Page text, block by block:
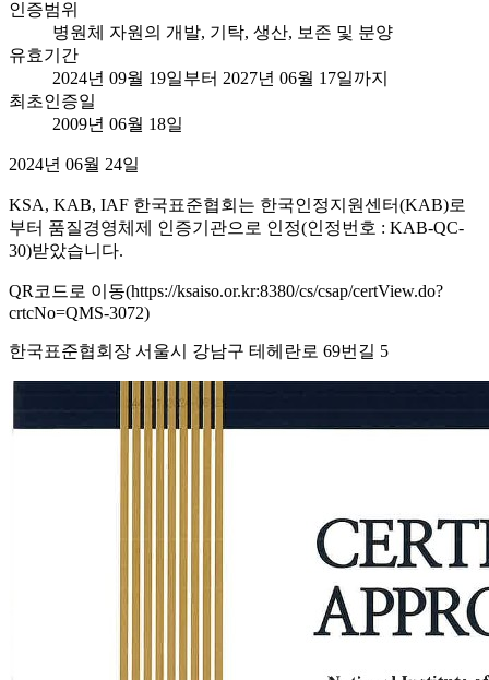
인증범위
병원체 자원의 개발, 기탁, 생산, 보존 및 분양
유효기간
2024년 09월 19일부터 2027년 06월 17일까지
최초인증일
2009년 06월 18일
2024년 06월 24일
KSA, KAB, IAF 한국표준협회는 한국인정지원센터(KAB)로
부터 품질경영체제 인증기관으로 인정(인정번호 : KAB-QC-
30)받았습니다.
QR코드로 이동(https://ksaiso.or.kr:8380/cs/csap/certView.do?
crtcNo=QMS-3072)
한국표준협회장 서울시 강남구 테헤란로 69번길 5